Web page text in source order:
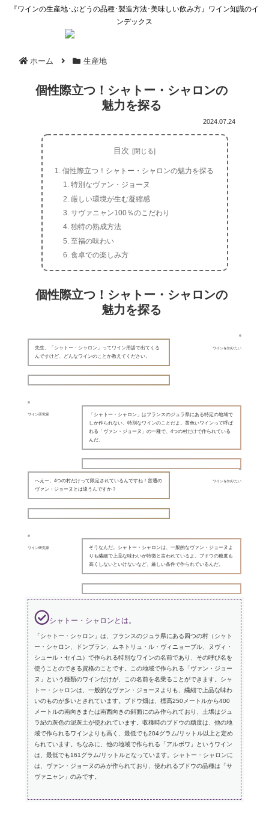
『ワインの生産地･ぶどうの品種･製造方法･美味しい飲み方』ワイン知識のイ
ンデックス
ホーム 生産地
個性際立つ！シャトー・シャロンの
魅力を探る
2024.07.24
目次
個性際立つ！シャトー・シャロンの魅力を探る
特別なヴァン・ジョーヌ
厳しい環境が生む凝縮感
サヴァニャン100％のこだわり
独特の熟成方法
至福の味わい
食卓での楽しみ方
個性際立つ！シャトー・シャロンの
魅力を探る
ワインを知りたい
先生、「シャトー・シャロン」ってワイン用語で出てくる
んですけど、どんなワインのことか教えてください。
ワイン研究家
「シャトー・シャロン」はフランスのジュラ県にある特定の地域で
しか作られない、特別なワインのことだよ。黄色いワインって呼ば
れる「ヴァン・ジョーヌ」の一種で、4つの村だけで作られている
んだ。
ワインを知りたい
へえー、4つの村だけって限定されているんですね！普通の
ヴァン・ジョーヌとは違うんですか？
ワイン研究家
そうなんだ。シャトー・シャロンは、一般的なヴァン・ジョーヌよ
りも繊細で上品な味わいが特徴と言われているよ。ブドウの糖度も
高くしないといけないなど、厳しい条件で作られているんだ。
シャトー・シャロンとは。
「シャトー・シャロン」は、フランスのジュラ県にある四つの村（シャト
ー・シャロン、ドンブラン、ムネトリュ・ル・ヴィニョーブル、ヌヴィ・
シュール・セイユ）で作られる特別なワインの名前であり、その呼び名を
使うことのできる資格のことです。この地域で作られる「ヴァン・ジョー
ヌ」という種類のワインだけが、この名前を名乗ることができます。シャ
トー・シャロンは、一般的なヴァン・ジョーヌよりも、繊細で上品な味わ
いのものが多いとされています。ブドウ畑は、標高250メートルから400
メートルの南向きまたは南西向きの斜面にのみ作られており、土壌はジュ
ラ紀の灰色の泥灰土が使われています。収穫時のブドウの糖度は、他の地
域で作られるワインよりも高く、最低でも204グラム/リットル以上と定め
られています。ちなみに、他の地域で作られる「アルボワ」というワイン
は、最低でも161グラム/リットルとなっています。シャトー・シャロンに
は、ヴァン・ジョーヌのみが作られており、使われるブドウの品種は「サ
ヴァニャン」のみです。